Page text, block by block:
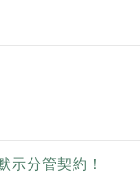
示分管契約！